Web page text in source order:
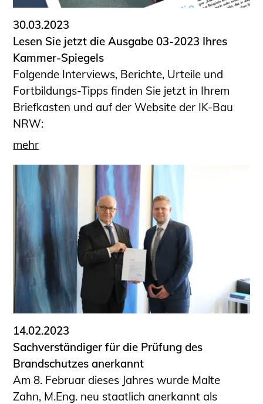
30.03.2023
Lesen Sie jetzt die Ausgabe 03-2023 Ihres
Kammer-Spiegels
Folgende Interviews, Berichte, Urteile und
Fortbildungs-Tipps finden Sie jetzt in Ihrem
Briefkasten und auf der Website der IK-Bau
NRW:
mehr
14.02.2023
Sachverständiger für die Prüfung des
Brandschutzes anerkannt
Am 8. Februar dieses Jahres wurde Malte
Zahn, M.Eng. neu staatlich anerkannt als